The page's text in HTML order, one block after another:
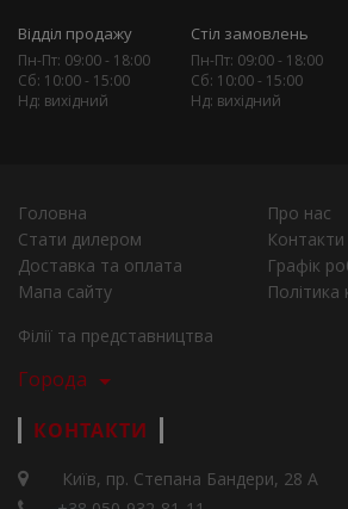
Відділ продажу
Пн-Пт: 09:00 - 18:00
Сб: 10:00 - 15:00
Нд: вихідний
Стіл замовлень
Пн-Пт: 09:00 - 18:00
Сб: 10:00 - 15:00
Нд: вихідний
Головна
Про нас
Стати дилером
Контакти
Доставка та оплата
Графік
Мапа сайту
Політика
Філії та представництва
Города
КОНТАКТИ
Київ, пр. Степана Бандери, 28 А